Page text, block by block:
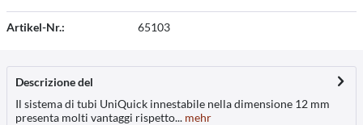
Artikel-Nr.: 65103
Descrizione del
Il sistema di tubi UniQuick innestabile nella dimensione 12 mm
presenta molti vantaggi rispetto... mehr